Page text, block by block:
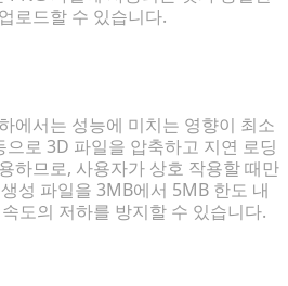
로드할 수 있습니다.
에서는 성능에 미치는 영향이 최소
로 3D 파일을 압축하고 지연 로딩
하므로, 사용자가 상호 작용할 때만
성 파일을 3MB에서 5MB 한도 내
도의 저하를 방지할 수 있습니다.